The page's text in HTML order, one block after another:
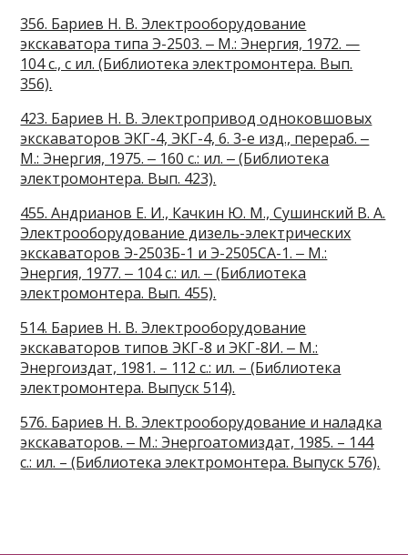
356. Бариев Н. В. Электрооборудование
экскаватора типа Э-2503. ‒ М.: Энергия, 1972. —
104 с., с ил. (Библиотека электромонтера. Вып.
356).
423. Бариев Н. В. Электропривод одноковшовых
экскаваторов ЭКГ-4, ЭКГ-4, 6. 3-е изд., перераб. ‒
М.: Энергия, 1975. ‒ 160 с.: ил. ‒ (Библиотека
электромонтера. Вып. 423).
455. Андрианов Е. И., Качкин Ю. М., Сушинский В. А.
Электрооборудование дизель-электрических
экскаваторов Э-2503Б-1 и Э-2505СА-1. ‒ М.:
Энергия, 1977. ‒ 104 с.: ил. ‒ (Библиотека
электромонтера. Вып. 455).
514. Бариев Н. В. Электрооборудование
экскаваторов типов ЭКГ-8 и ЭКГ-8И. ‒ М.:
Энергоиздат, 1981. – 112 с.: ил. – (Библиотека
электромонтера. Выпуск 514).
576. Бариев Н. В. Электрооборудование и наладка
экскаваторов. ‒ М.: Энергоатомиздат, 1985. – 144
с.: ил. – (Библиотека электромонтера. Выпуск 576).